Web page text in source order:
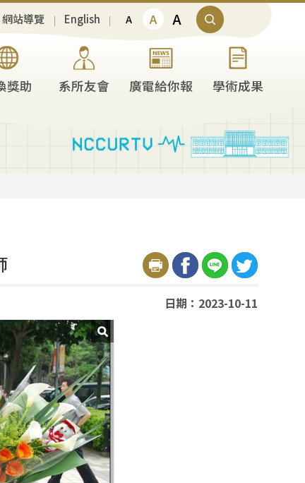
網站導覽 English A A A
獎助 系所友會 廣電給你報 學術成果
日期：2023-10-11